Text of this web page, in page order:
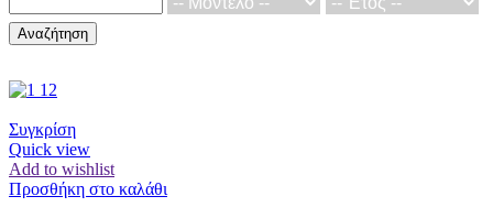
Αναζήτηση
Συγκρίση
Quick view
Add to wishlist
Προσθήκη στο καλάθι